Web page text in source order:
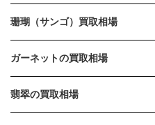
珊瑚（サンゴ）買取相場
ガーネットの買取相場
翡翠の買取相場